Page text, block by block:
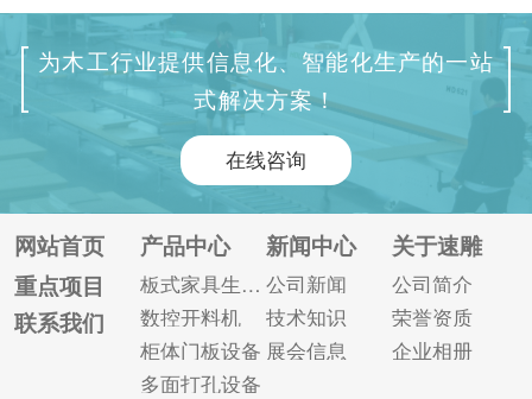
定制家具生产线。这
次大家都从选择厂家
的角度谈了如何选择
合适的板式家具生产
线厂家。 1、明确的
是厂家特性。 作为买
家，我们首先要搞清
楚卖家是厂家还是代
理商。速雕智能数控
车床方面有成熟的研
发和生产经验，既能
保证设备质量，又有
型多样化，已成为家
具行业的流行趋势。
如何降低板式家具定
制生产的成本，是许
多家具厂家尤为关心
的问题。下文数控六
面钻厂家为您详细分
析。 降低板式家具定
制生产成本的措施：
1、节约板材 生产实
践表明，节约板材是
板式家具生产中的基
为木工行业提供信息化、智能化生产的一站
式解决方案！
在线咨询
网站首页
重点项目
联系我们
产品中心
板式家具生产线
数控开料机
柜体门板设备
多面打孔设备
新闻中心
公司新闻
技术知识
展会信息
关于速雕
公司简介
荣誉资质
企业相册